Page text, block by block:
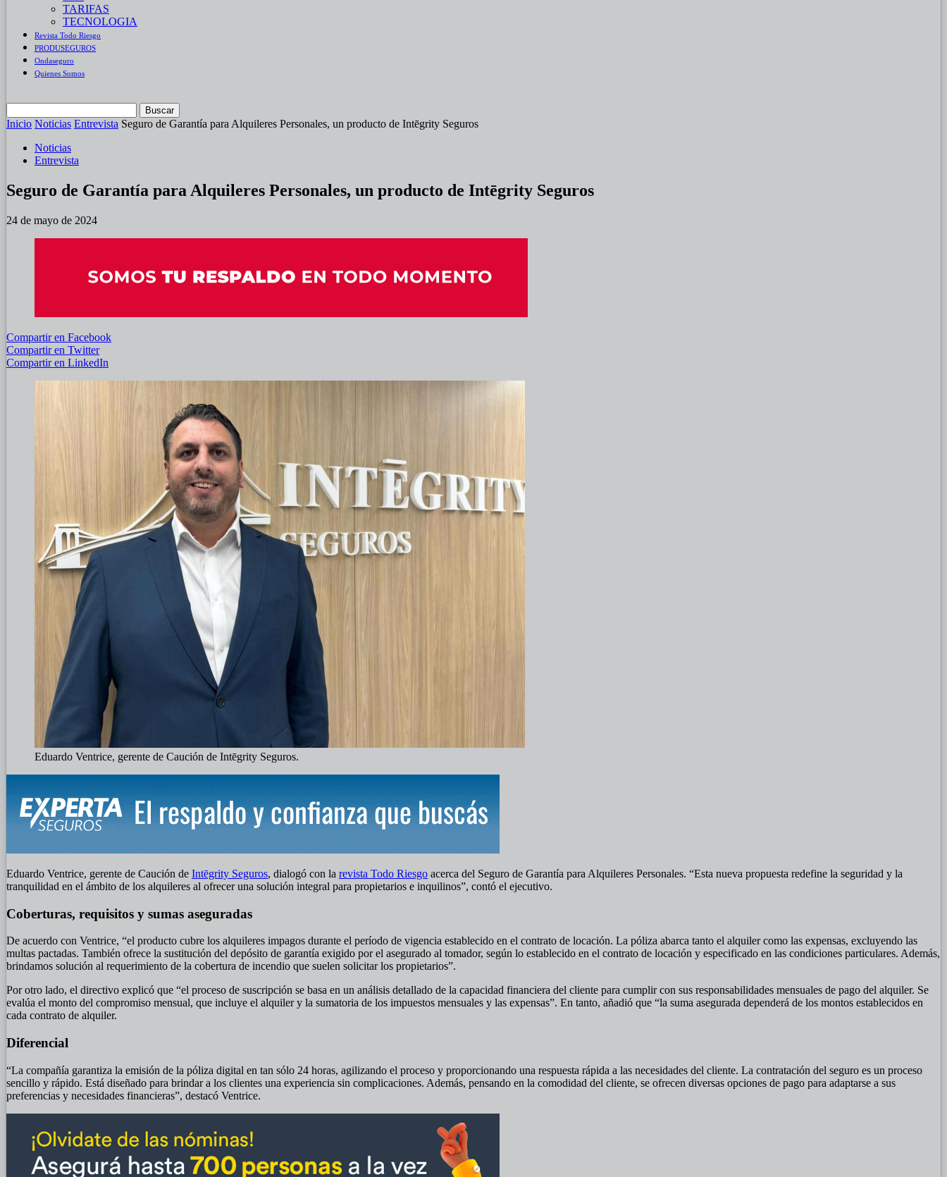
TARIFAS
TECNOLOGIA
Revista Todo Riesgo
PRODUSEGUROS
Ondaseguro
Quienes Somos
Inicio Noticias Entrevista Seguro de Garantía para Alquileres Personales, un producto de Intēgrity Seguros
Noticias
Entrevista
Seguro de Garantía para Alquileres Personales, un producto de Intēgrity Seguros
24 de mayo de 2024
Compartir en Facebook
Compartir en Twitter
Compartir en LinkedIn
Eduardo Ventrice, gerente de Caución de Intēgrity Seguros.
Eduardo Ventrice, gerente de Caución de Intēgrity Seguros, dialogó con la revista Todo Riesgo acerca del Seguro de Garantía para Alquileres Personales. “Esta nueva propuesta redefine la seguridad y la
tranquilidad en el ámbito de los alquileres al ofrecer una solución integral para propietarios e inquilinos”, contó el ejecutivo.
Coberturas, requisitos y sumas aseguradas
De acuerdo con Ventrice, “el producto cubre los alquileres impagos durante el período de vigencia establecido en el contrato de locación. La póliza abarca tanto el alquiler como las expensas, excluyendo las
multas pactadas. También ofrece la sustitución del depósito de garantía exigido por el asegurado al tomador, según lo establecido en el contrato de locación y especificado en las condiciones particulares. Además,
brindamos solución al requerimiento de la cobertura de incendio que suelen solicitar los propietarios”.
Por otro lado, el directivo explicó que “el proceso de suscripción se basa en un análisis detallado de la capacidad financiera del cliente para cumplir con sus responsabilidades mensuales de pago del alquiler. Se
evalúa el monto del compromiso mensual, que incluye el alquiler y la sumatoria de los impuestos mensuales y las expensas”. En tanto, añadió que “la suma asegurada dependerá de los montos establecidos en
cada contrato de alquiler.
Diferencial
“La compañía garantiza la emisión de la póliza digital en tan sólo 24 horas, agilizando el proceso y proporcionando una respuesta rápida a las necesidades del cliente. La contratación del seguro es un proceso
sencillo y rápido. Está diseñado para brindar a los clientes una experiencia sin complicaciones. Además, pensando en la comodidad del cliente, se ofrecen diversas opciones de pago para adaptarse a sus
preferencias y necesidades financieras”, destacó Ventrice.